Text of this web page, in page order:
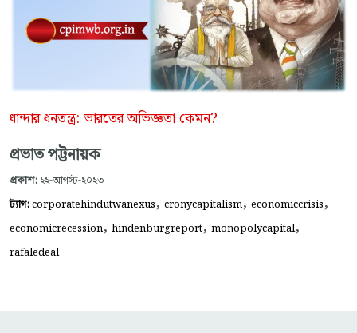
ধান্দার ধনতন্ত্র: ভারতের অভিজ্ঞতা কেমন?
প্রভাত পট্টনায়ক
প্রকাশ: ২২-আগস্ট-২০২৩
ট্যাগ:corporatehindutwanexus, cronycapitalism, economiccrisis,
economicrecession, hindenburgreport, monopolycapital,
rafaledeal